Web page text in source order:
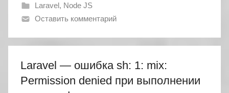
Laravel, Node JS
Оставить комментарий
Laravel — ошибка sh: 1: mix:
Permission denied при выполнении